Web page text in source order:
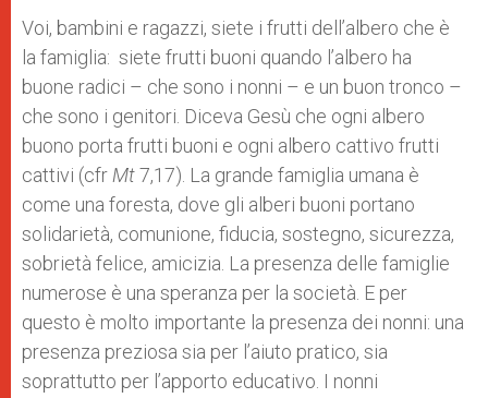
Voi, bambini e ragazzi, siete i frutti dell’albero che è
la famiglia: siete frutti buoni quando l’albero ha
buone radici – che sono i nonni – e un buon tronco –
che sono i genitori. Diceva Gesù che ogni albero
buono porta frutti buoni e ogni albero cattivo frutti
cattivi (cfr Mt7,17). La grande famiglia umana è
come una foresta, dove gli alberi buoni portano
solidarietà, comunione, fiducia, sostegno, sicurezza,
sobrietà felice, amicizia. La presenza delle famiglie
numerose è una speranza per la società. E per
questo è molto importante la presenza dei nonni: una
presenza preziosa sia per l’aiuto pratico, sia
soprattutto per l’apporto educativo. I nonni